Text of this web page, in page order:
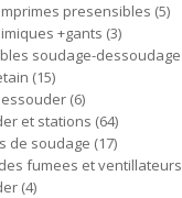
presensibles 5
+gants 3
soudage-dessoudage
15
6
et stations 64
de soudage 17
fumees et ventillateurs
4